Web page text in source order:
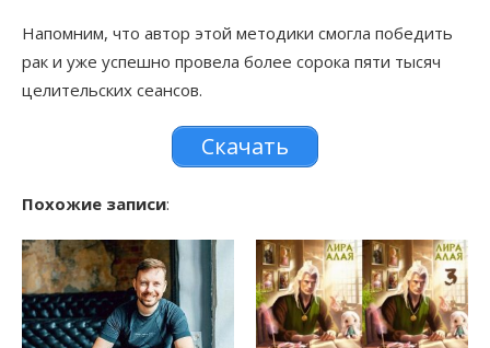
Напомним, что автор этой методики смогла победить
рак и уже успешно провела более сорока пяти тысяч
целительских сеансов.
Скачать
Похожие записи: